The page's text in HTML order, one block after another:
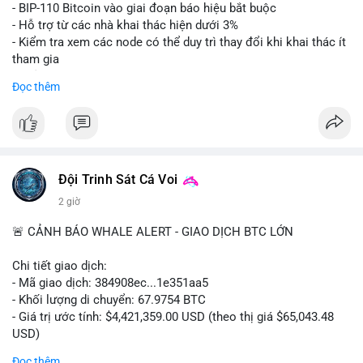
Lời khuyên: Nhà đầu tư nhỏ lẻ nên thận trọng quan sát biến
động thanh khoản trong 24-48 giờ tới. Tránh hành động theo
cảm xúc, hãy chờ xác nhận điểm đến của số BTC này trước khi
điều chỉnh vị thế.
#556btc #36trusd
- BIP-110 Bitcoin vào giai đoạn báo hiệu bắt buộc
- Hỗ trợ từ các nhà khai thác hiện dưới 3%
- Kiểm tra xem các node có thể duy trì thay đổi khi khai thác ít
tham gia
📰 Nguồn: Cointelegraph
Đọc thêm
Đội Trinh Sát Cá Voi
2 giờ
🚨 CẢNH BÁO WHALE ALERT - GIAO DỊCH BTC LỚN
Chi tiết giao dịch:
- Mã giao dịch: 384908ec...1e351aa5
- Khối lượng di chuyển: 67.9754 BTC
- Giá trị ước tính: $4,421,359.00 USD (theo thị giá $65,043.48
USD)